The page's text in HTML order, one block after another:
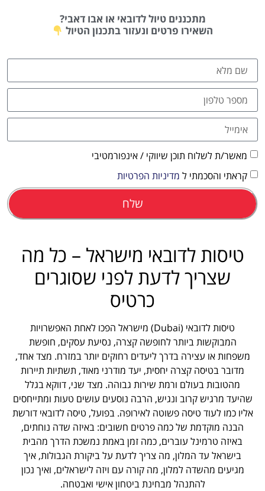
מציאת
מתכננים טיול לדובאי או אבו דאבי?
השאירו פרטים ונעזור בתכנון הטיול
מאשר/ת לשלוח תוכן שיווקי / אינפורמטיבי
קראתי והסכמתי ל מדיניות הפרטיות
שלח
טיסות לדובאי מישראל – כל מה
שצריך לדעת לפני שסוגרים
כרטיס
טיסות לדובאי (Dubai) מישראל הפכו לאחת האפשרויות
המבוקשות ביותר לחופשה קצרה, נסיעת עסקים, חופשת
משפחות או עצירה בדרך ליעדים רחוקים יותר במזרח. מצד אחד,
מדובר בטיסה קצרה יחסית, יעד מודרני מאוד, תשתיות תיירות
מהטובות בעולם ורמת שירות גבוהה. מצד שני, דווקא בגלל
שהיעד מרגיש קרוב ונגיש, הרבה נוסעים עושים טעות ומתייחסים
אליו כמו לעוד טיסה פשוטה לאירופה. בפועל, טיסה לדובאי דורשת
הבנה מוקדמת של כמה פרטים חשובים: באיזה שדה נוחתים,
באיזה טרמינל עוברים, כמה זמן באמת נמשכת הדרך מהבית
בישראל עד המלון, מה צריך לדעת על ביקורת הגבולות, איך
מגיעים מהשדה למלון, מה קורה עם ויזה לישראלים, ואיך נכון
להתנהל מבחינת ביטחון אישי ואבטחה.